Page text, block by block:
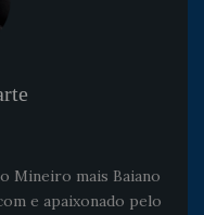
Mineiro mais Baiano
e apaixonado pelo